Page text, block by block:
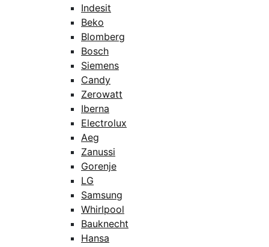
Indesit
Beko
Blomberg
Bosch
Siemens
Candy
Zerowatt
Iberna
Electrolux
Aeg
Zanussi
Gorenje
LG
Samsung
Whirlpool
Bauknecht
Hansa